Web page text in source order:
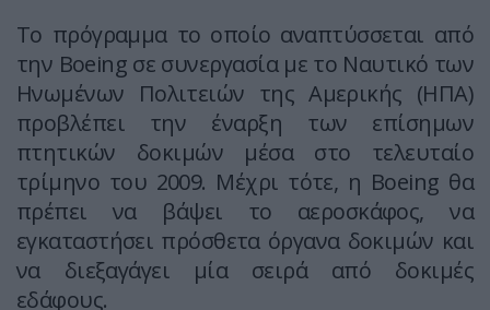
Το πρόγραμμα το οποίο αναπτύσσεται από
την Boeing σε συνεργασία με το Ναυτικό των
Ηνωμένων Πολιτειών της Αμερικής (ΗΠΑ)
προβλέπει την έναρξη των επίσημων
πτητικών δοκιμών μέσα στο τελευταίο
τρίμηνο του 2009. Μέχρι τότε, η Boeing θα
πρέπει να βάψει το αεροσκάφος, να
εγκαταστήσει πρόσθετα όργανα δοκιμών και
να διεξαγάγει μία σειρά από δοκιμές
εδάφους.